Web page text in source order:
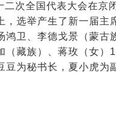
二 次全国代表大会在京
，选举产生了新一届主
鸿卫、李德戈景（蒙
藏族）、蒋玫（女）
豆为秘书长， 夏小虎为